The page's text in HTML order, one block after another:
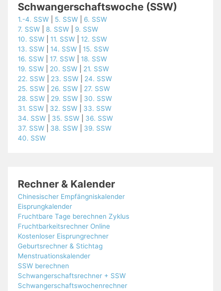
Schwangerschaftswoche (SSW)
1.-4. SSW 5. SSW
6. SSW
7. SSW
8. SSW
9. SSW
10. SSW |11. SSW |12. SSW
13. SSW |14. SSW |15. SSW
16. SSW |17. SSW |18. SSW
19. SSW
20. SSW
21. SSW
22. SSW
23. SSW
24. SSW
25. SSW
26. SSW
27. SSW
28. SSW
29. SSW
30. SSW
31. SSW
32. SSW
33. SSW
34. SSW
35. SSW
36. SSW
37. SSW
38. SSW
39. SSW
40. SSW
Rechner & Kalender
Chinesischer Empfängniskalender
Eisprungkalender
Fruchtbare Tage berechnen Zyklus
Fruchtbarkeitsrechner Online
Kostenloser Eisprungrechner
Geburtsrechner & Stichtag
Menstruationskalender
SSW berechnen
Schwangerschaftsrechner + SSW
Schwangerschaftswochenrechner